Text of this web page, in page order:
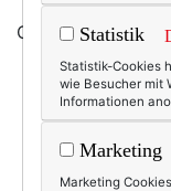
Oder etwa doch?
Statistik
Statistik-Cookies
wie Besucher mit
Informationen
Marketing
Marketing